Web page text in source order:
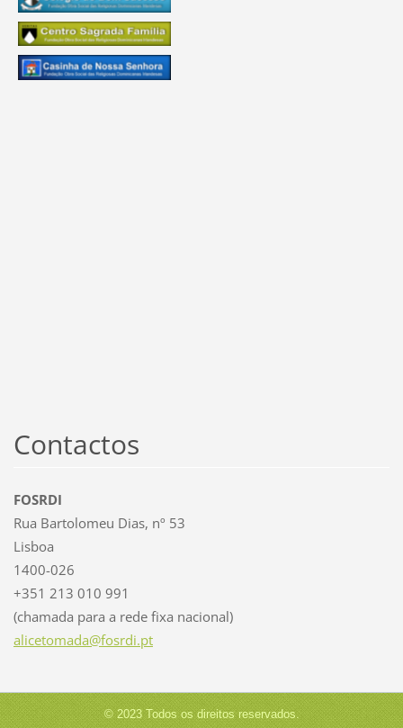
Contactos
FOSRDI
Rua Bartolomeu Dias, nº 53
Lisboa
1400-026
+351 213 010 991
(chamada para a rede fixa nacional)
alicetomada@fosrdi.pt
© 2023 Todos os direitos reservados.